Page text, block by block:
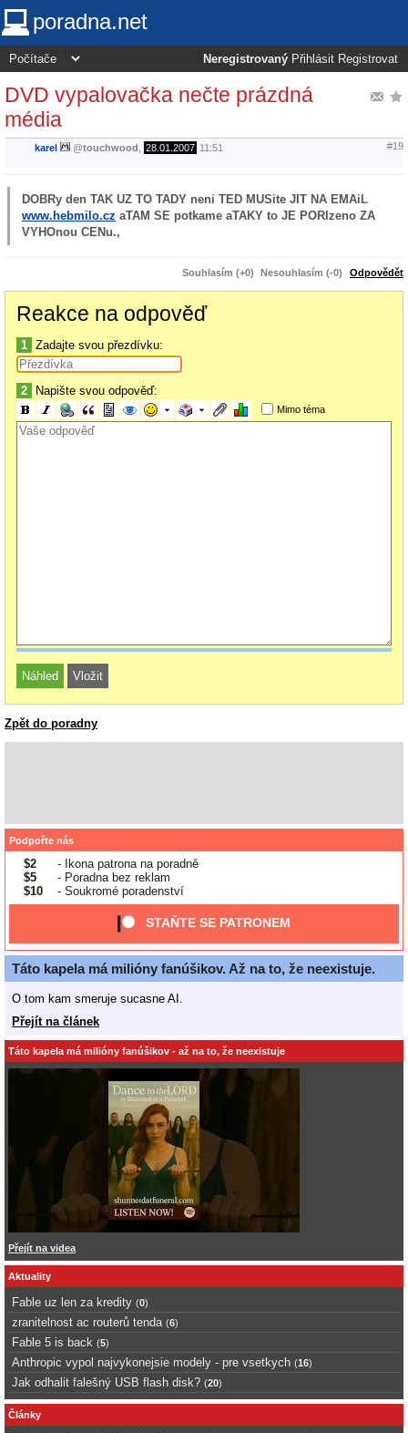
poradna.net
Neregistrovaný Přihlásit Registrovat
DVD vypalovačka nečte prázdná
média
karel @touchwood 28.01.2007 11:51 #19
DOBRy den TAK UZ TO TADY neni TED MUSite JIT NA EMAiL
www.hebmilo.cz aTAM SE potkame aTAKY to JE PORIzeno ZA
VYHOnou CENu.,
Souhlasím (+0) Nesouhlasím (-0) Odpovědět
Reakce na odpověď
1 Zadajte svou přezdívku:
2 Napište svou odpověď:
Mimo téma
Zpět do poradny
Podpořte nás
$2
- Ikona patrona na poradně
$5
- Poradna bez reklam
$10
- Soukromé poradenství
STAŇTE SE PATRONEM
Táto kapela má milióny fanúšikov. Až na to, že neexistuje.
O tom kam smeruje sucasne AI.
Přejít na článek
Táto kapela má milióny fanúšikov - až na to, že neexistuje
Přejít na videa
Aktuality
Fable uz len za kredity (0)
zranitelnost ac routerů tenda (6)
Fable 5 is back (5)
Anthropic vypol najvykonejsie modely - pre vsetkych (16)
Jak odhalit falešný USB flash disk? (20)
Články